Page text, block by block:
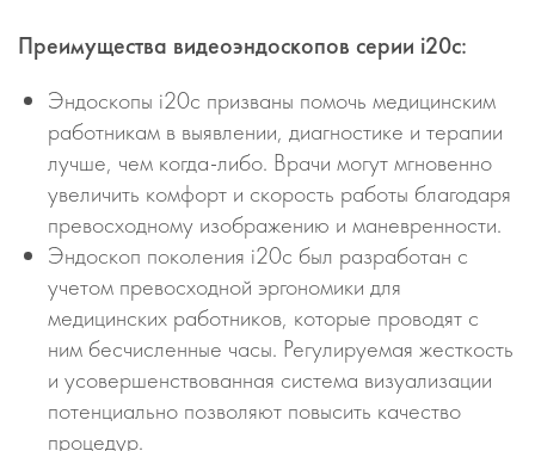
Преимущества видеоэндоскопов серии i20с:
Эндоскопы i20c призваны помочь медицинским
работникам в выявлении, диагностике и терапии
лучше, чем когда-либо. Врачи могут мгновенно
увеличить комфорт и скорость работы благодаря
превосходному изображению и маневренности.
Эндоскоп поколения i20c был разработан с
учетом превосходной эргономики для
медицинских работников, которые проводят с
ним бесчисленные часы. Регулируемая жесткость
и усовершенствованная система визуализации
потенциально позволяют повысить качество
процедур.